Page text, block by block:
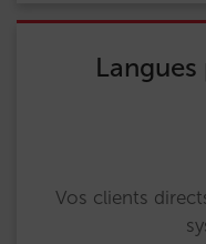
Vos clients